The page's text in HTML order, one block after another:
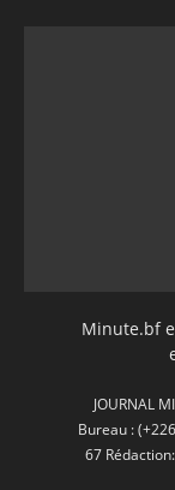
Minute.bf
JOURNAL
Bureau :
67